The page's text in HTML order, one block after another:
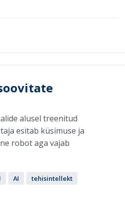
alusel treenitud
esitab küsimuse ja
robot aga vajab
AI
tehisintellekt